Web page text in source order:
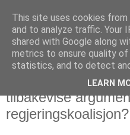
Politikus
fredag 11. september
Tapte Frp på at
tilbakevise
regjeringskoalisjon?
This site uses cookies
and to analyze traffic. Your
shared with Google along
metrics to ensure quality of
statistics, and to detect
LEARN